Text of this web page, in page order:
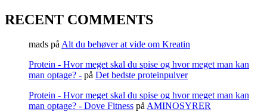
RECENT COMMENTS
mads påAlt du behøver at vide om Kreatin
Protein - Hvor meget skal du spise og hvor meget man kan
man optage? - på Det bedste proteinpulver
Protein - Hvor meget skal du spise og hvor meget man kan
man optage? - Dove Fitness påAMINOSYRER